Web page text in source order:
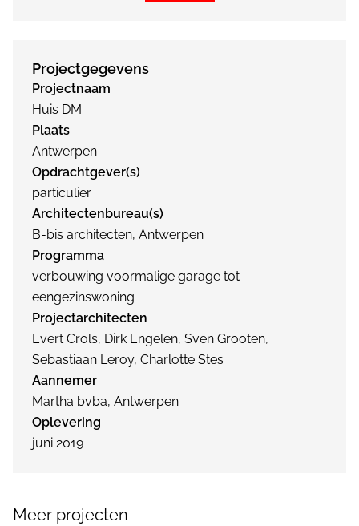
Projectgegevens
Projectnaam
Huis DM
Plaats
Antwerpen
Opdrachtgever(s)
particulier
Architectenbureau(s)
B-bis architecten, Antwerpen
Programma
verbouwing voormalige garage tot
eengezinswoning
Projectarchitecten
Evert Crols, Dirk Engelen, Sven Grooten,
Sebastiaan Leroy, Charlotte Stes
Aannemer
Martha bvba, Antwerpen
Oplevering
juni 2019
Meer projecten